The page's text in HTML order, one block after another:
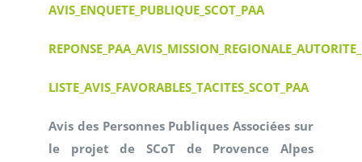
AVIS_ENQUETE_PUBLIQUE_SCOT_PAA
LISTE_AVIS_FAVORABLES_TACITES_SCOT_PAA
Avis des Personnes Publiques Associées sur
le projet de SCoT de Provence Alpes